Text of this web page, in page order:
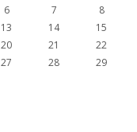
6 7
8
13 14
15
20 21
22
27 28
29